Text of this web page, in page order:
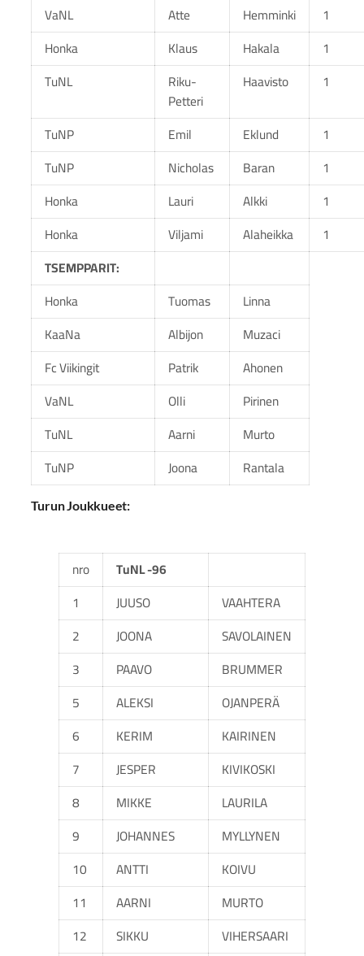
VaNL Atte Hemminki
1
Honka
Klaus Hakala
1
TuNL
Riku-
Petteri
Haavisto 1
TuNP Emil Eklund
1
TuNP
Nicholas Baran
1
Honka
Lauri Alkki
1
Honka
Viljami Alaheikka
1
TSEMPPARIT:
Honka
Tuomas
Linna
KaaNa
Albijon
Muzaci
Fc Viikingit
Patrik
Ahonen
VaNL
Olli
Pirinen
TuNL
Aarni
Murto
TuNP
Joona Rantala
Turun Joukkueet:
nro
TuNL -96
1
JUUSO
VAAHTERA
2
JOONA
SAVOLAINEN
3
PAAVO
BRUMMER
5
ALEKSI
OJANPERÄ
6
KERIM
KAIRINEN
7
JESPER
KIVIKOSKI
8
MIKKE
LAURILA
9
JOHANNES
MYLLYNEN
10
ANTTI
KOIVU
11
AARNI
MURTO
12
SIKKU
VIHERSAARI